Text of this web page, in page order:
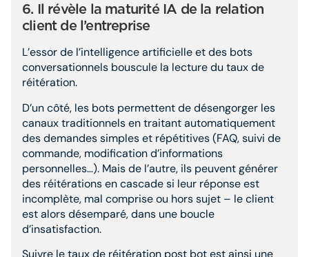
6. Il révèle la maturité IA de la relation
client de l’entreprise
L’essor de l’intelligence artificielle et des bots
conversationnels bouscule la lecture du taux de
réitération.
D’un côté, les bots permettent de désengorger les
canaux traditionnels en traitant automatiquement
des demandes simples et répétitives (FAQ, suivi de
commande, modification d’informations
personnelles…). Mais de l’autre, ils peuvent générer
des réitérations en cascade si leur réponse est
incomplète, mal comprise ou hors sujet – le client
est alors désemparé, dans une boucle
d’insatisfaction.
Suivre le taux de réitération post bot est ainsi une